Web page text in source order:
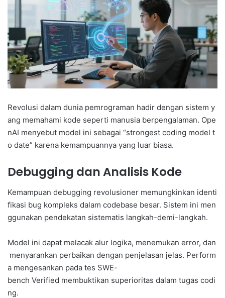
Revolusi dalam dunia pemrograman hadir dengan sistem y
ang memahami kode seperti manusia berpengalaman. Ope
nAI menyebut model ini sebagai “strongest coding model t
o date” karena kemampuannya yang luar biasa.
Debugging dan Analisis Kode
Kemampuan debugging revolusioner memungkinkan identi
fikasi bug kompleks dalam codebase besar. Sistem ini men
ggunakan pendekatan sistematis langkah-demi-langkah.
Model ini dapat melacak alur logika, menemukan error, dan
menyarankan perbaikan dengan penjelasan jelas. Perform
a mengesankan pada tes SWE-
bench Verified membuktikan superioritas dalam tugas codi
ng.